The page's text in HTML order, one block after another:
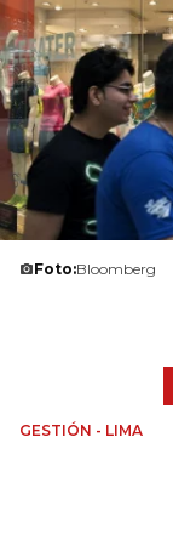
Foto:Bloomberg
GESTIÓN - LIMA